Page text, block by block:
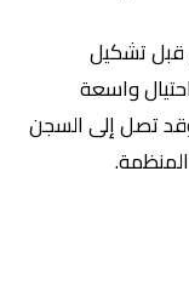
قبل تشكيل
واسعة
تصل إلى السجن